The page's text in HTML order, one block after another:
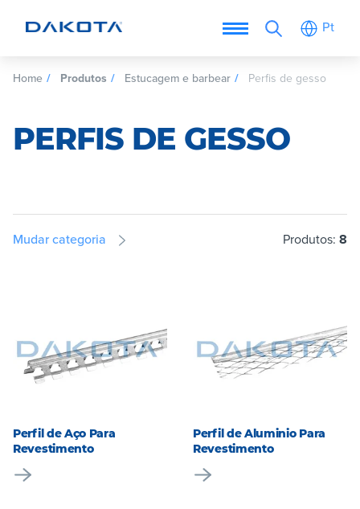
Pt
Home Produtos Estucagem e barbear Perfis de gesso
PERFIS DE GESSO
Mudar categoria Produtos: 8
Perfil de Aço Para
Revestimento
Perfil de Aluminio Para
Revestimento